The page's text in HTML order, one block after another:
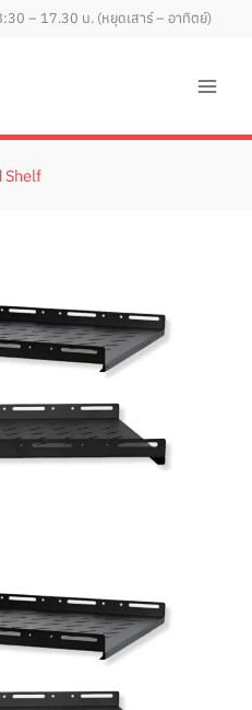
– 17.30 น. (หยุดเสาร์ – อาทิตย์)
Shelf